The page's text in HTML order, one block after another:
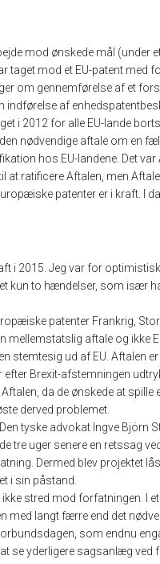
mod ønskede mål (under
taget mod et EU-patent med
om gennemførelse af et
indførelse af
i 2012 for alle EU-lande
nødvendige aftale om en
hos EU-landene. Det
at ratificere Aftalen, men
patenter er i kraft. I
i 2015. Jeg var for
kun to hændelser, som især
patenter Frankrig,
mellemstatslig aftale og ikke
stemtesig ud af EU. Aftalen
efter Brexit-afstemningen
da de ønskede at spille
derved problemet.
tyske advokat Ingve Björn
tre uger senere en retssag
Dermed blev projektet
i sin påstand.
stred mod forfatningen. I
langt færre end det
som endnu
se yderligere sagsanlæg ved